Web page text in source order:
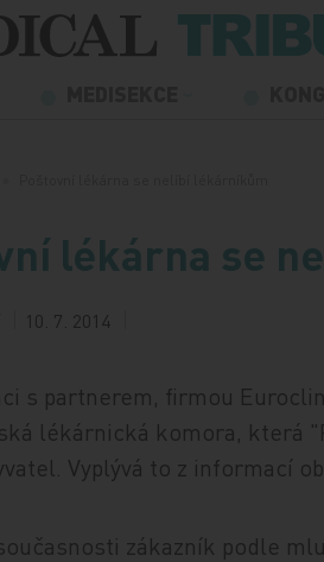
lékárna se
10. 7. 2014
s partnerem, firmou
lékárnická komora, která
Vyplývá to z informací
zákazník podle